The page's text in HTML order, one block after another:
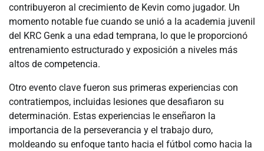
contribuyeron al crecimiento de Kevin como jugador. Un
momento notable fue cuando se unió a la academia juvenil
del KRC Genk a una edad temprana, lo que le proporcionó
entrenamiento estructurado y exposición a niveles más
altos de competencia.
Otro evento clave fueron sus primeras experiencias con
contratiempos, incluidas lesiones que desafiaron su
determinación. Estas experiencias le enseñaron la
importancia de la perseverancia y el trabajo duro,
moldeando su enfoque tanto hacia el fútbol como hacia la